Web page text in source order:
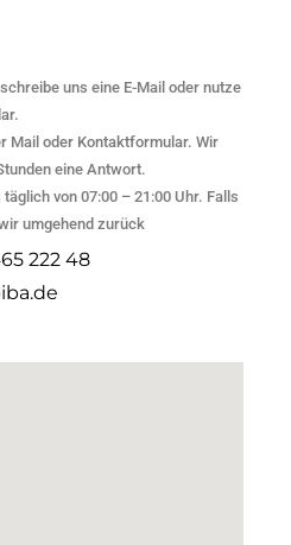
uns eine E-Mail oder nutze
Mail oder Kontaktformular. Wir
eine Antwort.
von 07:00 – 21:00 Uhr. Falls
umgehend zurück
222 48